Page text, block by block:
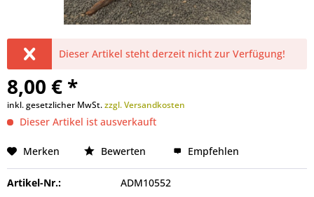
Dieser Artikel steht derzeit nicht zur Verfügung!
8,00 € *
inkl. gesetzlicher MwSt.zzgl. Versandkosten
Dieser Artikel ist ausverkauft
Merken Bewerten Empfehlen
Artikel-Nr.: ADM10552